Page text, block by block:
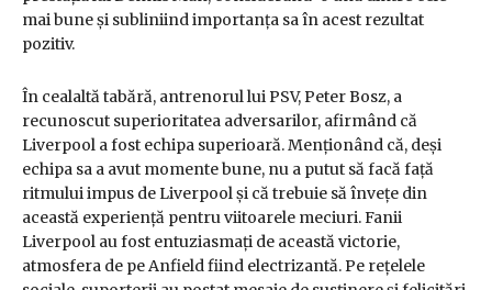
mai bune și subliniind importanța sa în acest rezultat
pozitiv.
În cealaltă tabără, antrenorul lui PSV, Peter Bosz, a
recunoscut superioritatea adversarilor, afirmând că
Liverpool a fost echipa superioară. Menționând că, deși
echipa sa a avut momente bune, nu a putut să facă față
ritmului impus de Liverpool și că trebuie să învețe din
această experiență pentru viitoarele meciuri. Fanii
Liverpool au fost entuziasmați de această victorie,
atmosfera de pe Anfield fiind electrizantă. Pe rețelele